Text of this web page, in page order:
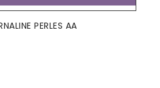
PERLES AA